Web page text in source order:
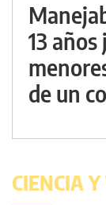
13
de un
CIENCIA